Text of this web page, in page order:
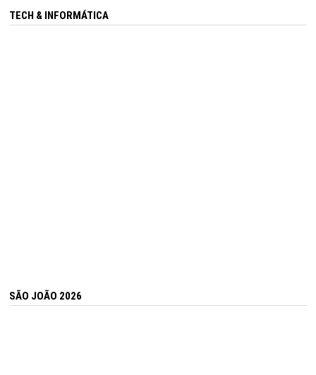
TECH & INFORMÁTICA
SÃO JOÃO 2026